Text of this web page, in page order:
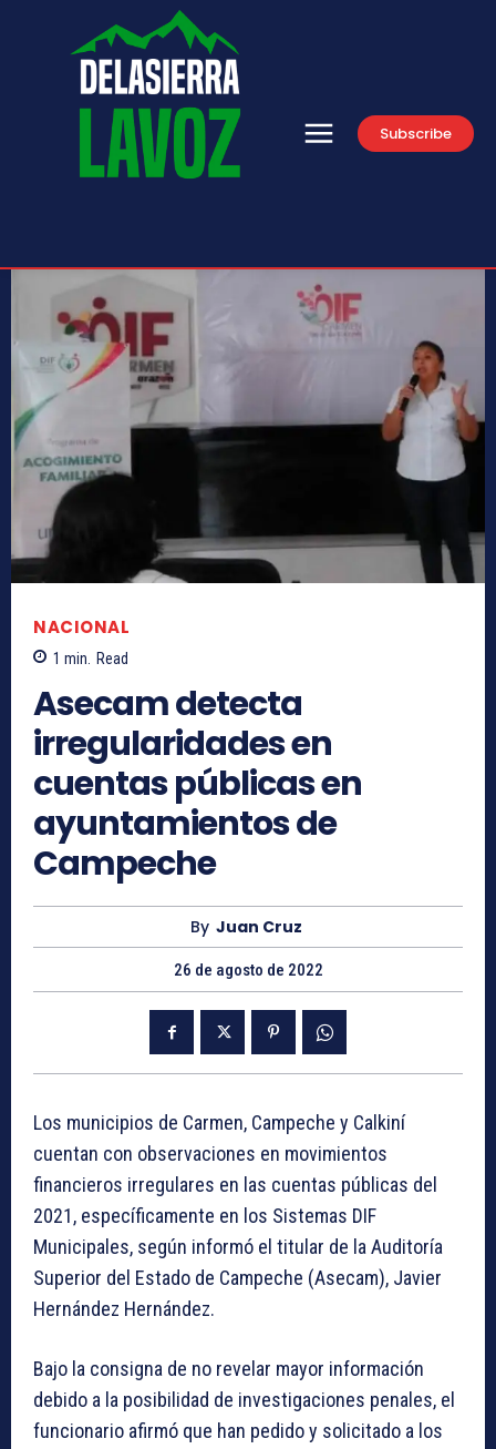
Subscribe
NACIONAL
1 min. Read
Asecam detecta
irregularidades en
cuentas públicas en
ayuntamientos de
Campeche
By Juan Cruz
26 de agosto de 2022
Los municipios de Carmen, Campeche y Calkiní
cuentan con observaciones en movimientos
financieros irregulares en las cuentas públicas del
2021, específicamente en los Sistemas DIF
Municipales, según informó el titular de la Auditoría
Superior del Estado de Campeche (Asecam), Javier
Hernández Hernández.
Bajo la consigna de no revelar mayor información
debido a la posibilidad de investigaciones penales, el
funcionario afirmó que han pedido y solicitado a los